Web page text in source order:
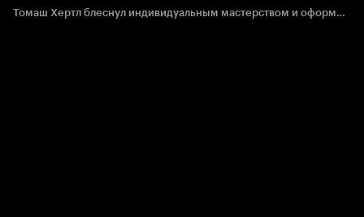
Томаш Хертл блеснул индивидуальным мастерством и оформил дубль.